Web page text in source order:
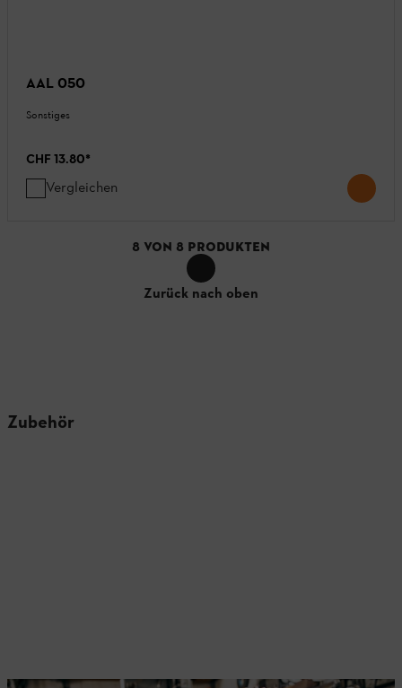
AAL 050
Sonstiges
CHF 13.80*
Vergleichen
8 VON 8 PRODUKTEN
Zurück nach oben
Zubehör